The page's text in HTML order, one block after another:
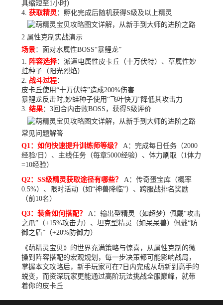
具缩短至1小时）
获取精灵 ：孵化完成后随机获得S级及以上精灵
2 属性克制实战演示
场景：面对水属性BOSS“暴鲤龙”
阵容选择：派遣电属性皮卡丘（十万伏特）、草属性妙
蛙种子（阳光烈焰）
战斗过程：
皮卡丘使用“十万伏特”造成200%伤害
暴鲤龙反击时,妙蛙种子使用“飞叶快刀”降低其攻击力
结果：3回合内击败BOSS，获得S级评价
常见问题解答
Q1：如何快速提升训练师等级？
A：完成每日任务（2000
经验/日）、主线任务（每章5000经验）、体力刷取（1体力
=10经验）
Q2：SS级精灵获取途径有哪些？
A：传奇蛋宝库（概率
0.5%）、限时活动（如“神兽降临”）、跨服战排名奖励
（前10名）
Q3：装备如何搭配？
A：输出型精灵（如超梦）佩戴“攻击
之爪”（+15%攻击力）、坦克型精灵（如呆呆兽）佩戴“防
御之盾”（+20%防御力）
《萌精灵宝贝》的世界充满策略与惊喜，从属性克制的微
操到阵容搭配的宏观规划，每一步决策都可能影响战局，
掌握本文攻略后，新手玩家可在7日内完成从萌新到高手的
蜕变，而资深玩家更能通过高阶玩法挑战全服巅峰，就带
着你的皮卡丘